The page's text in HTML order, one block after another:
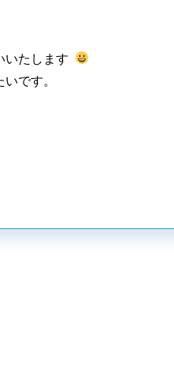
いたします
です。